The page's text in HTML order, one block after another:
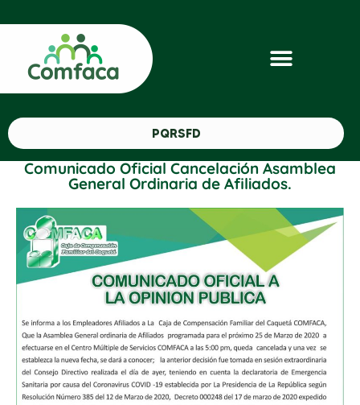
PQRSFD
Comunicado Oficial Cancelación Asamblea
General Ordinaria de Afiliados.